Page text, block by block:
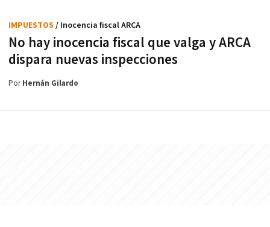
No hay inocencia fiscal que valga y ARCA
dispara nuevas inspecciones
IMPUESTOS / Inocencia fiscal ARCA
PorHernán Gilardo